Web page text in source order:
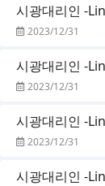
시광대리인 -
2023/12/31
시광대리인 -
2023/12/31
시광대리인 -
2023/12/31
시광대리인 -